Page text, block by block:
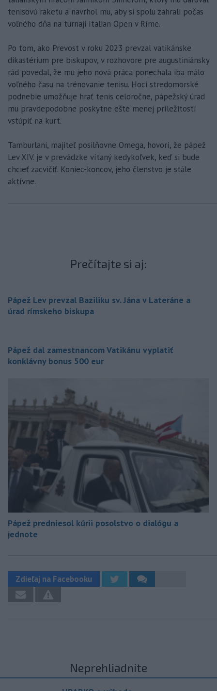
tenisovú raketu a navrhol mu, aby si spolu zahrali počas
voľného dňa na turnaji Italian Open v Ríme.
Po tom, ako Prevost v roku 2023 prevzal vatikánske
dikastérium pre biskupov, v rozhovore pre augustiniánsky
rád povedal, že mu jeho nová práca ponechala iba málo
voľného času na trénovanie tenisu. Hoci stredomorské
podnebie umožňuje hrať tenis celoročne, pápežský úrad
mu pravdepodobne poskytne ešte menej príležitostí
vstúpiť na kurt.
Tamburlani, majiteľ posilňovne Omega, hovorí, že pápež
Lev XIV. je v prevádzke vítaný kedykoľvek, keď si bude
chcieť zacvičiť. Koniec-koncov, jeho členstvo je stále
aktívne.
Prečítajte si aj:
Pápež Lev prevzal Baziliku sv. Jána v Lateráne a
úrad rímskeho biskupa
Pápež dal zamestnancom Vatikánu vyplatiť
konklávny bonus 500 eur
Pápež predniesol kúrii posolstvo o dialógu a
jednote
Zdieľaj na Facebooku
Neprehliadnite